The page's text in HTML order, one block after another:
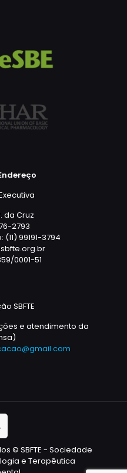
da Cruz
2793
99191-3794
0001-51
SBFTE
e atendimento da
© SBFTE - Sociedade
e Terapêutica